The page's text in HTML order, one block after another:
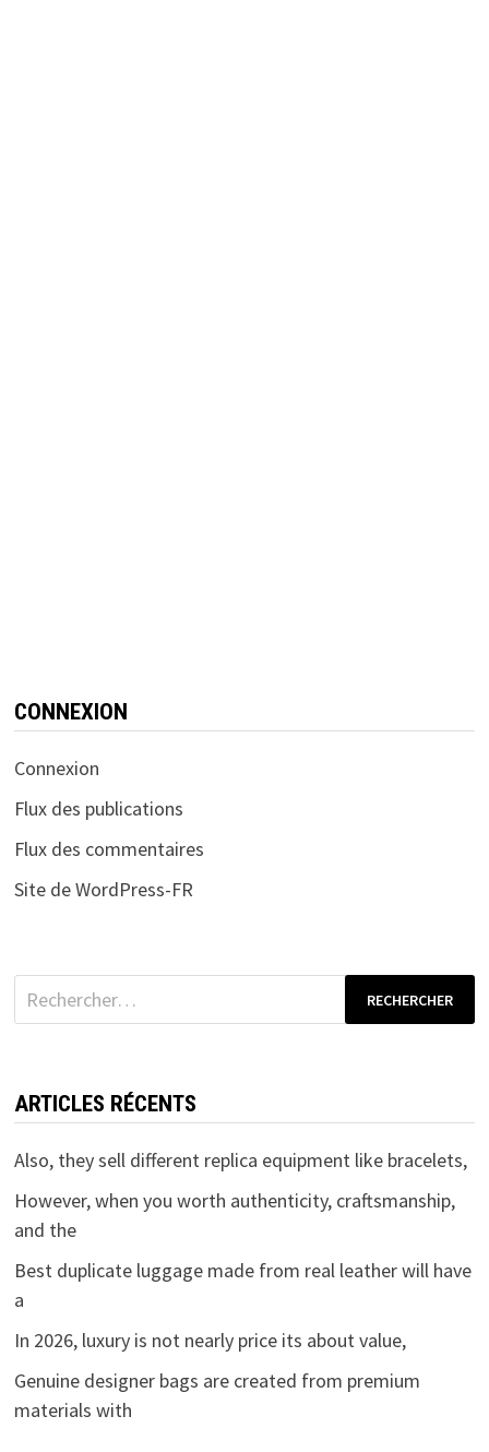
CONNEXION
Connexion
Flux des publications
Flux des commentaires
Site de WordPress-FR
Rechercher :
ARTICLES RÉCENTS
Also, they sell different replica equipment like bracelets,
However, when you worth authenticity, craftsmanship,
and the
Best duplicate luggage made from real leather will have
a
In 2026, luxury is not nearly price its about value,
Genuine designer bags are created from premium
materials with